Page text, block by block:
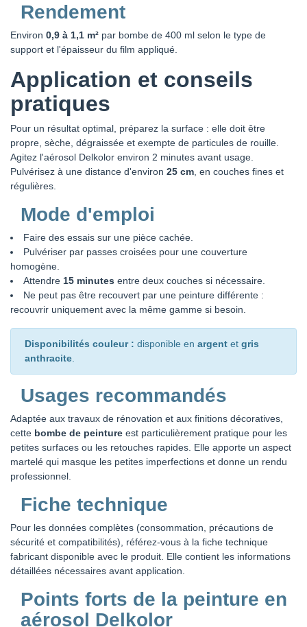
Rendement
Environ 0,9 à 1,1 m² par bombe de 400 ml selon le type de
support et l'épaisseur du film appliqué.
Application et conseils
pratiques
Pour un résultat optimal, préparez la surface : elle doit être
propre, sèche, dégraissée et exempte de particules de rouille.
Agitez l'aérosol Delkolor environ 2 minutes avant usage.
Pulvérisez à une distance d'environ 25 cm , en couches fines et
régulières.
Mode d'emploi
Faire des essais sur une pièce cachée.
Pulvériser par passes croisées pour une couverture
homogène.
Attendre 15 minutes entre deux couches si nécessaire.
Ne peut pas être recouvert par une peinture différente :
recouvrir uniquement avec la même gamme si besoin.
Disponibilités couleur : disponible en argent et gris
anthracite
Usages recommandés
Adaptée aux travaux de rénovation et aux finitions décoratives,
cette bombe de peinture est particulièrement pratique pour les
petites surfaces ou les retouches rapides. Elle apporte un aspect
martelé qui masque les petites imperfections et donne un rendu
professionnel.
Fiche technique
Pour les données complètes (consommation, précautions de
sécurité et compatibilités), référez-vous à la fiche technique
fabricant disponible avec le produit. Elle contient les informations
détaillées nécessaires avant application.
Points forts de la peinture en
aérosol Delkolor